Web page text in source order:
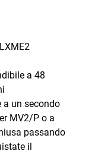
a 48
a un secondo
MV2/P o a
passando
il